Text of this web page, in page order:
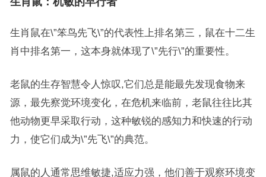
生肖鼠在\”笨鸟先飞\”的代表性上排名第三，鼠在十二生
肖中排名第一，这本身就体现了\”先行\”的重要性。
老鼠的生存智慧令人惊叹,它们总是能最先发现食物来
源，最先察觉环境变化，在危机来临前，老鼠往往比其
他动物更早采取行动，这种敏锐的感知力和快速的行动
力，使它们成为\”先飞\”的典范。
属鼠的人通常思维敏捷,适应力强，他们善于观察环境变